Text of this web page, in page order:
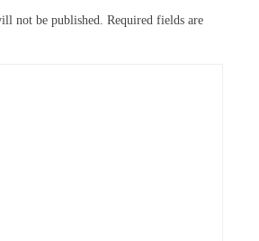
not be published. Required fields are